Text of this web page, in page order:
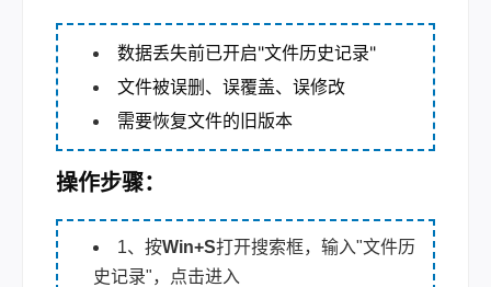
数据丢失前已开启"文件历史记录"
文件被误删、误覆盖、误修改
需要恢复文件的旧版本
操作步骤：
1、按Win+S打开搜索框，输入"文件历
史记录"，点击进入